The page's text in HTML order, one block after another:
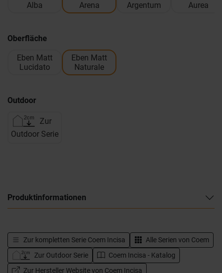
Alba Arena Argentum Aurea
Oberfläche
Eben Matt
Lucidato
Eben Matt
Naturale
Outdoor
Zur
Outdoor Serie
Produktinformationen
Zur kompletten Serie Coem Incisa Alle Serien von Coem
Zur Outdoor Serie
Coem Incisa - Katalog
Zur Hersteller Website von Coem Incisa